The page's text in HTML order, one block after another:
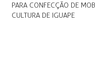
PARA CONFECÇÃO DE
CULTURA DE IGUAPE